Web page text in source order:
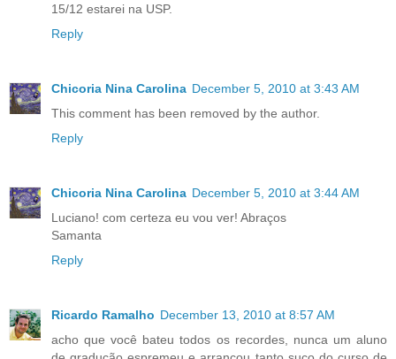
15/12 estarei na USP.
Reply
Chicoria Nina Carolina December 5, 2010 at 3:43 AM
This comment has been removed by the author.
Reply
Chicoria Nina Carolina December 5, 2010 at 3:44 AM
Luciano! com certeza eu vou ver! Abraços
Samanta
Reply
Ricardo Ramalho December 13, 2010 at 8:57 AM
acho que você bateu todos os recordes, nunca um aluno